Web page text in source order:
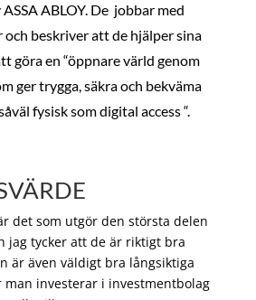
ABLOY. De jobbar med
och beskriver att de hjälper sina
göra en “öppnare värld genom
ger trygga, säkra och bekväma
fysisk som digital access “.
det som utgör den största delen
jag tycker att de är riktigt bra
är även väldigt bra långsiktiga
man investerar i investmentbolag